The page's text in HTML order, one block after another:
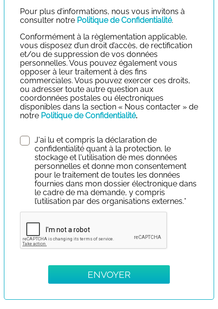
Pour plus d’informations, nous vous invitons à
consulter notre Politique de Confidentialité.
Conformément à la règlementation applicable,
vous disposez d’un droit d’accès, de rectification
et/ou de suppression de vos données
personnelles. Vous pouvez également vous
opposer à leur traitement à des fins
commerciales. Vous pouvez exercer ces droits,
ou adresser toute autre question aux
coordonnées postales ou électroniques
disponibles dans la section « Nous contacter » de
notre Politique de Confidentialité.
J'ai lu et compris la déclaration de
confidentialité quant à la protection, le
stockage et l'utilisation de mes données
personnelles et donne mon consentement
pour le traitement de toutes les données
fournies dans mon dossier électronique dans
le cadre de ma demande, y compris
l’utilisation par des organisations externes.*
ENVOYER